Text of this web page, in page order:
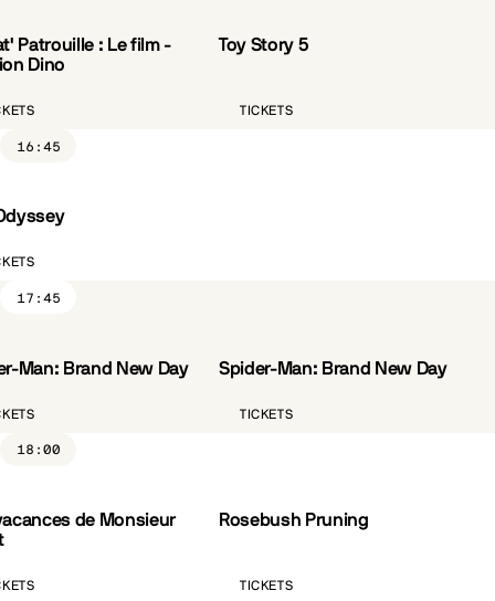
Patrouille : Le film -
Dino
Toy Story 5
VF
TICKETS
16:45
17:45
Man: Brand New Day Spider-Man: Brand New Day
VO.ST.FR
TICKETS
18:00
de Monsieur
CÔTÉ PARC Rosebush Pruning
VO.ST.FR
TICKETS